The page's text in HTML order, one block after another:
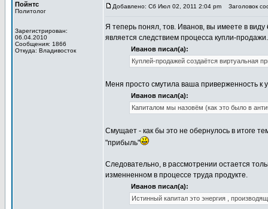
Пойнтс
Политолог
Зарегистрирован:
06.04.2010
Сообщения: 1866
Откуда: Владивосток
Добавлено: Сб Июл 02, 2011 2:04 pm Заголовок
Я теперь понял, тов. Иванов, вы имеете в виду
является следствием процесса купли-продажи.
Иванов писал(а):
Куплей-продажей создаётся виртуальная
Меня просто смутила ваша приверженность к
Иванов писал(а):
Капиталом мы назовём (как это было в
Смущает - как бы это не обернулось в итоге
"прибыль"
Следовательно, в рассмотрении остается
изменненном в процессе труда продукте.
Иванов писал(а):
Истинный капитал это энергия ,